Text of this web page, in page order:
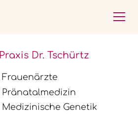
Praxis Dr. Tschürtz
Frauenärzte
Pränatalmedizin
Medizinische Genetik